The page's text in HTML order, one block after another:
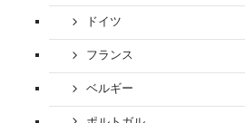
ドイツ
フランス
ベルギー